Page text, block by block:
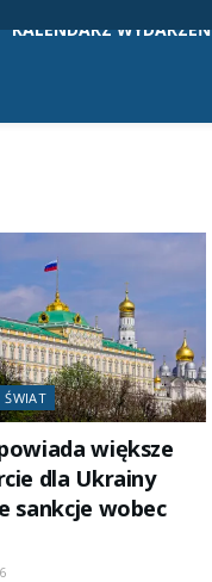
KALENDARZ WYDARZEŃ
ŚWIAT
większe
dla Ukrainy
sankcje wobec